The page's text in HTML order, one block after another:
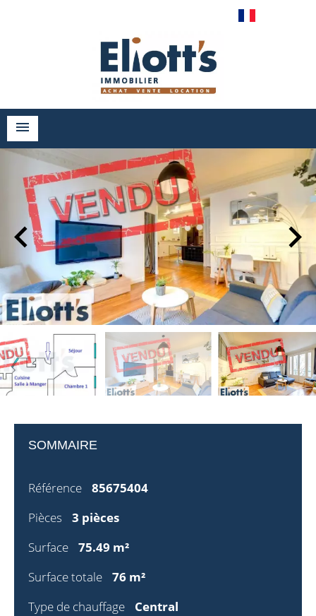
SOMMAIRE
Référence
85675404
Pièces
3 pièces
Surface
75.49 m²
Surface totale
76 m²
Type de chauffage
Central